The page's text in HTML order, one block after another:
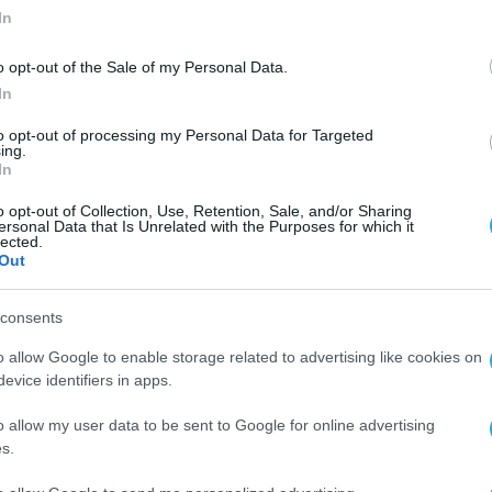
opt-out of the Sale of my Personal Data.
opt-out of processing my Personal Data for Targeted
opt-out of Collection, Use, Retention, Sale, and/or Sharing
Data that Is Unrelated with the Purposes for which it
allow Google to enable storage related to advertising like cookies on
identifiers in apps.
allow my user data to be sent to Google for online advertising